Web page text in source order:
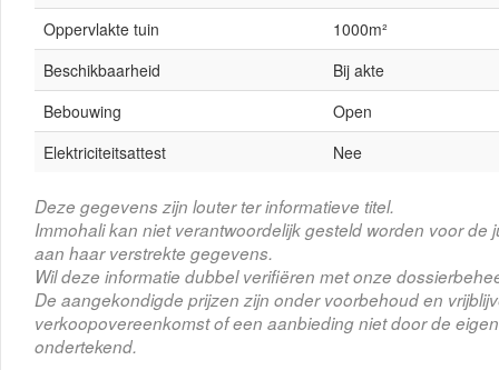
Oppervlakte tuin
1000m²
Beschikbaarheid
Bij akte
Bebouwing
Open
Elektriciteitsattest
Nee
Deze gegevens zijn louter ter informatieve titel.
Immohali kan niet verantwoordelijk gesteld worden voor de
aan haar verstrekte gegevens.
Wil deze informatie dubbel verifiëren met onze
De aangekondigde prijzen zijn onder voorbehoud en
verkoopovereenkomst of een aanbieding niet door de
ondertekend.